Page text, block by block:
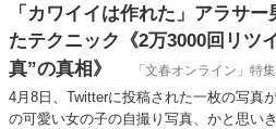
「カワイイは作れた」アラサ
たテクニック《2万3000回リツ
真”の真相》
「文春オンライン」特
4月8日、Twitterに投稿された一枚の写真
の可愛い女の子の自撮り写真、かと思い